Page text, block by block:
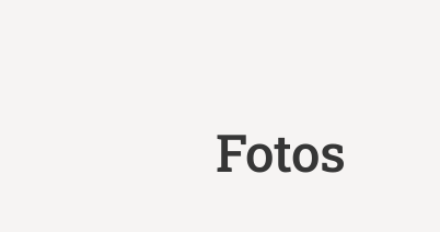
Fotos